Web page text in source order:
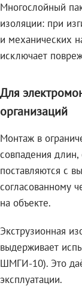
Многослойный
изоляции: при
и механических
исключает
Для
организаций
Монтаж в
совпадения
поставляются с
согласованному
на объекте.
Экструзионная
выдерживает
ШМГИ-10). Это
эксплуатации.